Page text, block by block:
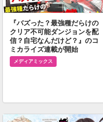
『バズった？最強種だらけの
クリア不可能ダンジョンを配
信？自宅なんだけど？』のコ
ミカライズ連載が開始
メディアミックス